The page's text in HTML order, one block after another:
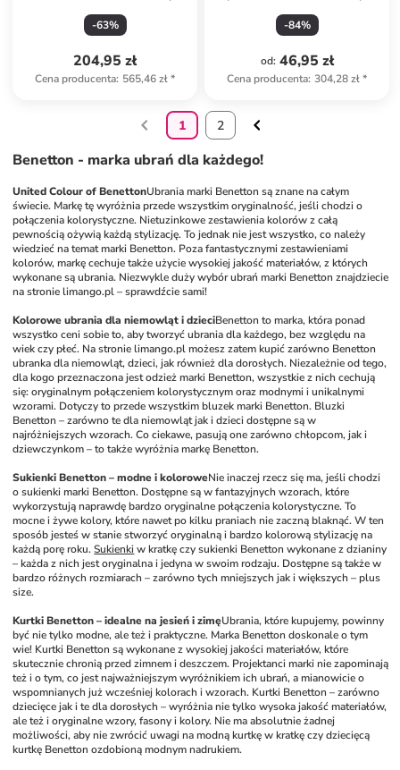
-63%
204,95 zł
Cena producenta: 565,46 zł*
-84%
od: 46,95 zł
Cena producenta: 304,28 zł*
1 2
Benetton - marka ubrań dla każdego!
United Colour of BenettonUbrania marki Benetton są znane na całym
świecie. Markę tę wyróżnia przede wszystkim oryginalność, jeśli chodzi o
połączenia kolorystyczne. Nietuzinkowe zestawienia kolorów z całą
pewnością ożywią każdą stylizację. To jednak nie jest wszystko, co należy
wiedzieć na temat marki Benetton. Poza fantastycznymi zestawieniami
kolorów, markę cechuje także użycie wysokiej jakość materiałów, z których
wykonane są ubrania. Niezwykle duży wybór ubrań marki Benetton znajdziecie
na stronie limango.pl – sprawdźcie sami!
Kolorowe ubrania dla niemowląt i dzieciBenetton to marka, która ponad
wszystko ceni sobie to, aby tworzyć ubrania dla każdego, bez względu na
wiek czy płeć. Na stronie limango.pl możesz zatem kupić zarówno Benetton
ubranka dla niemowląt, dzieci, jak również dla dorosłych. Niezależnie od tego,
dla kogo przeznaczona jest odzież marki Benetton, wszystkie z nich cechują
się: oryginalnym połączeniem kolorystycznym oraz modnymi i unikalnymi
wzorami. Dotyczy to przede wszystkim bluzek marki Benetton. Bluzki
Benetton – zarówno te dla niemowląt jak i dzieci dostępne są w
najróżniejszych wzorach. Co ciekawe, pasują one zarówno chłopcom, jak i
dziewczynkom – to także wyróżnia markę Benetton.
Sukienki Benetton – modne i koloroweNie inaczej rzecz się ma, jeśli chodzi
o sukienki marki Benetton. Dostępne są w fantazyjnych wzorach, które
wykorzystują naprawdę bardzo oryginalne połączenia kolorystyczne. To
mocne i żywe kolory, które nawet po kilku praniach nie zaczną blaknąć. W ten
sposób jesteś w stanie stworzyć oryginalną i bardzo kolorową stylizację na
każdą porę roku. Sukienki w kratkę czy sukienki Benetton wykonane z dzianiny
– każda z nich jest oryginalna i jedyna w swoim rodzaju. Dostępne są także w
bardzo różnych rozmiarach – zarówno tych mniejszych jak i większych – plus
size.
Kurtki Benetton – idealne na jesień i zimęUbrania, które kupujemy, powinny
być nie tylko modne, ale też i praktyczne. Marka Benetton doskonale o tym
wie! Kurtki Benetton są wykonane z wysokiej jakości materiałów, które
skutecznie chronią przed zimnem i deszczem. Projektanci marki nie zapominają
też i o tym, co jest najważniejszym wyróżnikiem ich ubrań, a mianowicie o
wspomnianych już wcześniej kolorach i wzorach. Kurtki Benetton – zarówno
dziecięce jak i te dla dorosłych – wyróżnia nie tylko wysoka jakość materiałów,
ale też i oryginalne wzory, fasony i kolory. Nie ma absolutnie żadnej
możliwości, aby nie zwrócić uwagi na modną kurtkę w kratkę czy dziecięcą
kurtkę Benetton ozdobioną modnym nadrukiem.